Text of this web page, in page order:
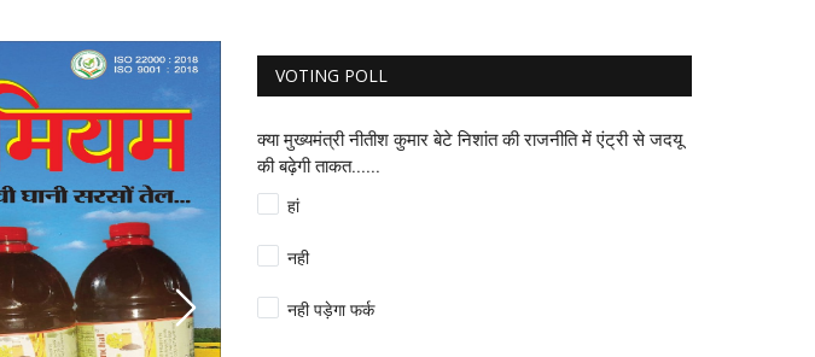
VOTING POLL
क्या मुख्यमंत्री नीतीश कुमार बेटे निशांत की राजनीति में एंट्री से जदयू
की बढ़ेगी ताकत......
हां
नही
नही पड़ेगा फर्क